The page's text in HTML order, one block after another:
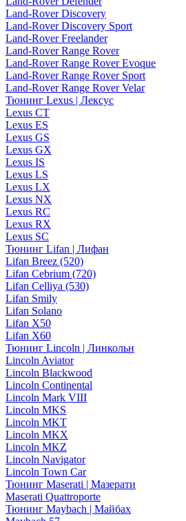
Land-Rover Discovery
Land-Rover Discovery Sport
Land-Rover Freelander
Land-Rover Range Rover
Land-Rover Range Rover Evoque
Land-Rover Range Rover Sport
Land-Rover Range Rover Velar
Тюнинг Lexus | Лексус
Lexus CT
Lexus ES
Lexus GS
Lexus GX
Lexus IS
Lexus LS
Lexus LX
Lexus NX
Lexus RC
Lexus RX
Lexus SC
Тюнинг Lifan | Лифан
Lifan Breez (520)
Lifan Cebrium (720)
Lifan Celliya (530)
Lifan Smily
Lifan Solano
Lifan X50
Lifan X60
Тюнинг Lincoln | Линкольн
Lincoln Aviator
Lincoln Blackwood
Lincoln Continental
Lincoln Mark VIII
Lincoln MKS
Lincoln MKT
Lincoln MKX
Lincoln MKZ
Lincoln Navigator
Lincoln Town Car
Тюнинг Maserati | Мазерати
Maserati Quattroporte
Тюнинг Maybach | Майбах